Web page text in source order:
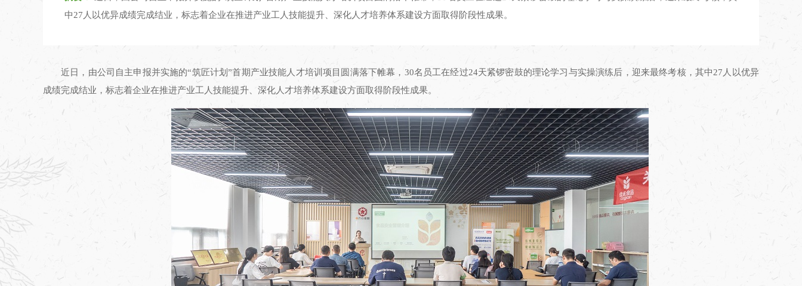
中27人以优异成绩完成结业，标志着企业在推进产业工人技能提升、深化人才培养体系建设方面取得阶段性成果。
近日，由公司自主申报并实施的“筑匠计划”首期产业技能人才培训项目圆满落下帷幕，30名员工在经过24天紧锣密鼓的理论学习与实操演练后，迎来最终考核，其中27人以优异
成绩完成结业，标志着企业在推进产业工人技能提升、深化人才培养体系建设方面取得阶段性成果。